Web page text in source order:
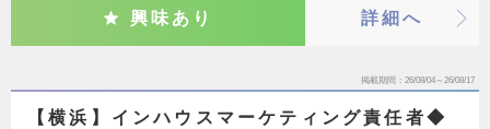
興味あり 詳細へ
掲載期間 26/08/04～26/08/17
【横浜】インハウスマーケティング責任者◆